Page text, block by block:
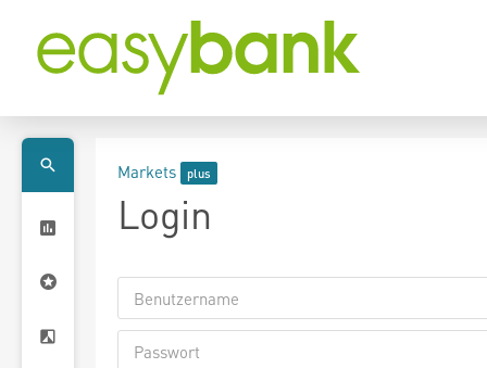
Markets
Login